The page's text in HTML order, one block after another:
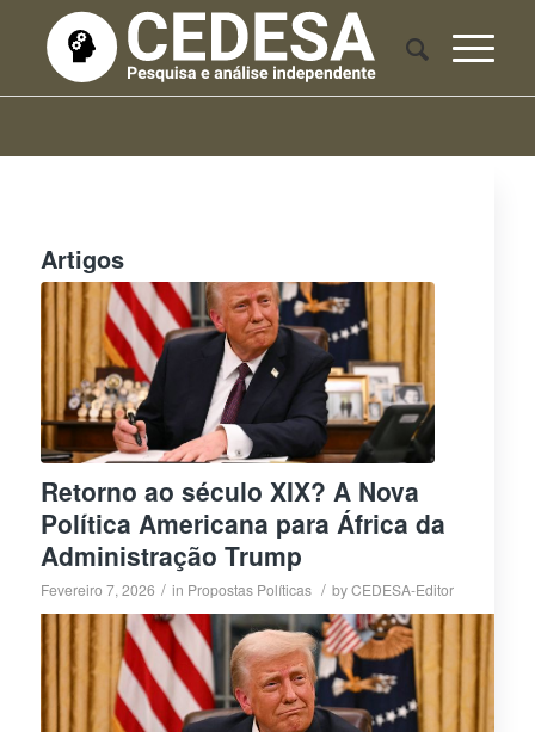
Artigos
Retorno ao século XIX? A Nova
Política Americana para África da
Administração Trump
Fevereiro 7, 2026 / in Propostas Políticas / byCEDESA-Editor